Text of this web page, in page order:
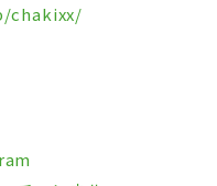
chakixx/